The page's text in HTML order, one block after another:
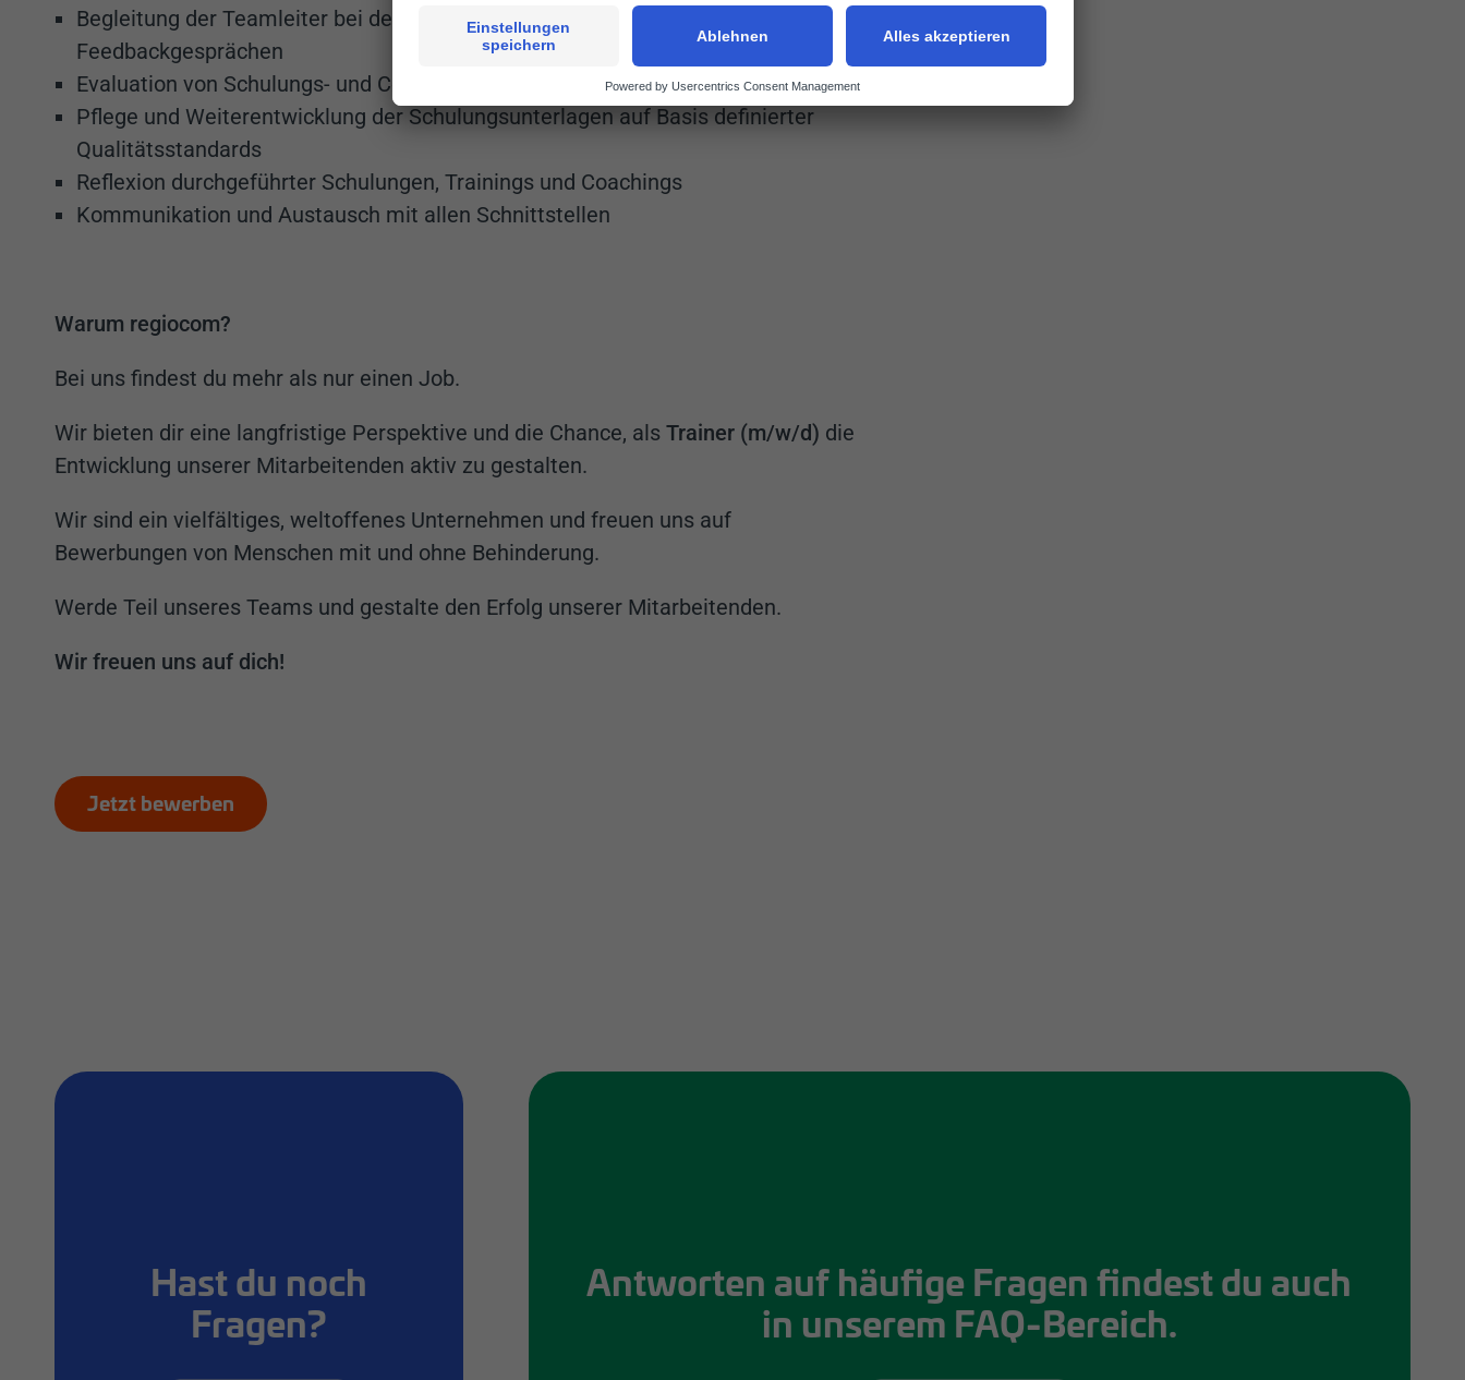
Begleitung der Teamleiter bei der Durchführung von individuellen Coachings und
Feedbackgesprächen
Evaluation von Schulungs- und Coachingmaßnahmen mit Teamleitern
Pflege und Weiterentwicklung der Schulungsunterlagen auf Basis definierter
Qualitätsstandards
Reflexion durchgeführter Schulungen, Trainings und Coachings
Kommunikation und Austausch mit allen Schnittstellen
Warum regiocom?
Bei uns findest du mehr als nur einen Job.
Wir bieten dir eine langfristige Perspektive und die Chance, als Trainer (m/w/d) die
Entwicklung unserer Mitarbeitenden aktiv zu gestalten.
Wir sind ein vielfältiges, weltoffenes Unternehmen und freuen uns auf
Bewerbungen von Menschen mit und ohne Behinderung.
Werde Teil unseres Teams und gestalte den Erfolg unserer Mitarbeitenden.
Wir freuen uns auf dich!
Jetzt bewerben
Hast du noch
Fragen?
Antworten auf häufige Fragen findest du auch
in unserem FAQ-Bereich.